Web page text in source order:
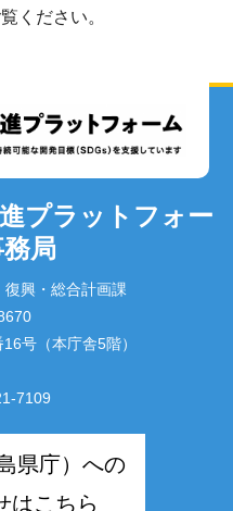
ください。
プラットフォー
局
興・総合計画課
号（本庁舎5階）
7109
県庁）への
はこちら